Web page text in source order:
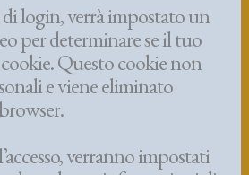
login, verrà impostato un
per determinare se il tuo
Questo cookie non
e viene eliminato
verranno impostati